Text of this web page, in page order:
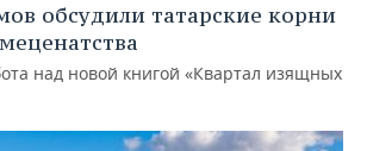
обсудили татарские корни
над новой книгой «Квартал изящных